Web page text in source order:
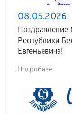
08.05.2026
Республики
Евгеньевича!
Подробнее